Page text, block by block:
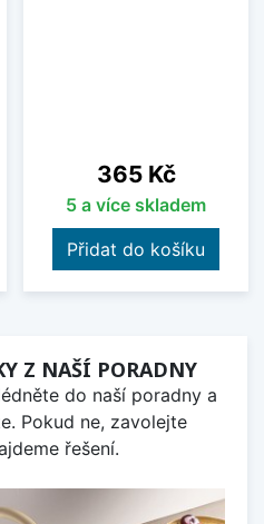
Cena
365 Kč
5 a více skladem
Přidat do košíku
Z NAŠÍ PORADNY
do naší poradny a
Pokud ne, zavolejte
řešení.